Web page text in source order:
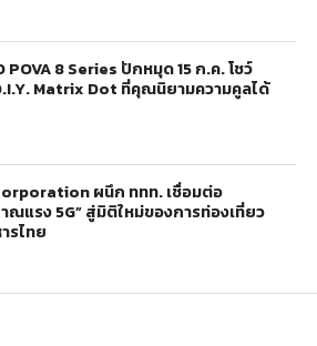
POVA 8 Series ปักหมุด 15 ก.ค. โชว์
Matrix Dot ที่คุณนิยามความคูลได้
ผนึก ททท. เชื่อมต่อ
แรง 5G” สู่มิติใหม่ของการท่องเที่ยว
รไทย